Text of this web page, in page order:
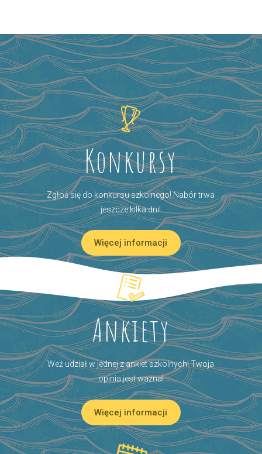
Konkursy
Zgłoś się do konkursu szkolnego! Nabór trwa
jeszcze kilka dni!
Więcej informacji
Ankiety
Weź udział w jednej z ankiet szkolnych! Twoja
opinia jest ważna!
Więcej informacji